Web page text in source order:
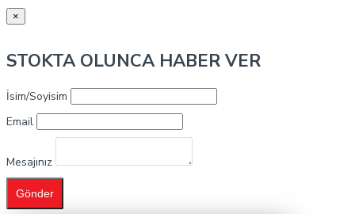
×
STOKTA OLUNCA HABER VER
İsim/Soyisim
Email
Mesajınız
Gönder